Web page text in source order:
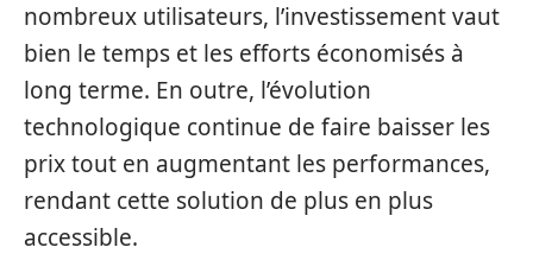
nombreux utilisateurs, l’investissement vaut
bien le temps et les efforts économisés à
long terme. En outre, l’évolution
technologique continue de faire baisser les
prix tout en augmentant les performances,
rendant cette solution de plus en plus
accessible.